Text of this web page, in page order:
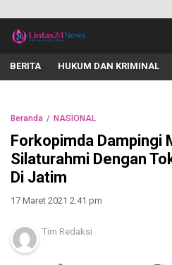
lintas24news.com
Menyingkap Setiap Realita
BERITA HUKUM DAN KRIMINAL
Beranda NASIONAL
Forkopimda Dampingi
Silaturahmi Dengan
Di Jatim
17 Maret 2021 2:41 pm
Tim Redaksi